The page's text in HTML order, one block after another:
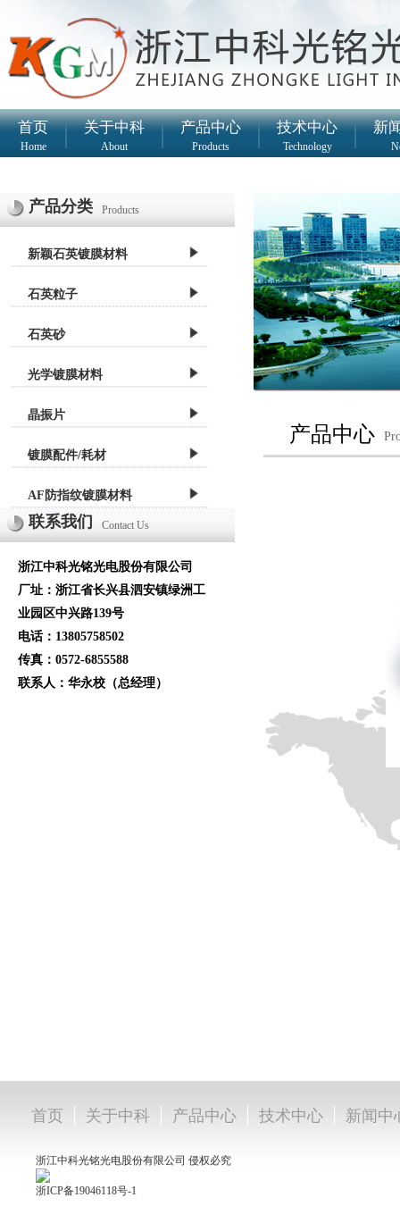
首页
Home | 关于中科
About | 产品中心
Products | 技术中心
Technology | 新
产品分类 Products
新颖石英镀膜材料
石英粒子
石英砂
光学镀膜材料
晶振片
镀膜配件/耗材
AF防指纹镀膜材料
联系我们 Contact Us
浙江中科光铭光电股份有限公司
厂址：浙江省长兴县泗安镇绿洲工
业园区中兴路139号
电话：13805758502
传真：0572-6855588
联系人：华永校（总经理）
产品中心
首页 | 关于中科 | 产品中心 | 技术中心 | 新闻中
浙江中科光铭光电股份有限公司 侵权必究
浙ICP备19046118号-1